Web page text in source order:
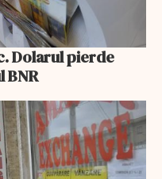
Dolarul pierde
BNR